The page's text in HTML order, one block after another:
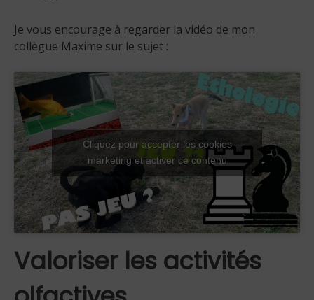
Je vous encourage à regarder la vidéo de mon
collègue Maxime sur le sujet :
Cliquez pour accepter les cookies
marketing et activer ce contenu
Valoriser les activités